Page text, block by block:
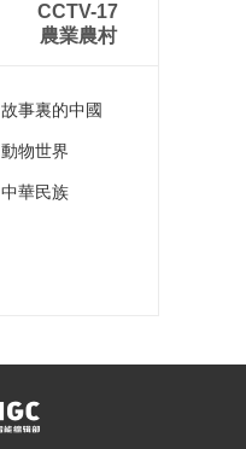
CCTV-17
農業農村
故事裏的中國
動物世界
中華民族